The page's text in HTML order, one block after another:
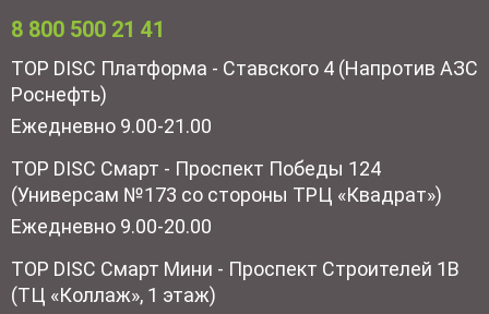
8 800 500 21 41
TOP DISC Платформа - Ставского 4 (Напротив АЗС
Роснефть)
Ежедневно 9.00-21.00
TOP DISC Смарт - Проспект Победы 124
(Универсам №173 со стороны ТРЦ «Квадрат»)
Ежедневно 9.00-20.00
TOP DISC Смарт Мини - Проспект Строителей 1В
(ТЦ «Коллаж», 1 этаж)